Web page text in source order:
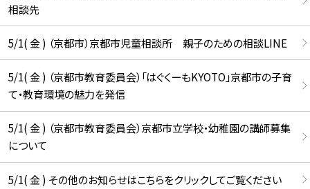
相談先
5/1( 金 ) （京都市）京都市児童相談所 親子のための相談LINE
5/1( 金 ) （京都市教育委員会）「はぐくーもKYOTO」京都市の子育
て・教育環境の魅力を発信
5/1( 金 ) （京都市教育委員会）京都市立学校・幼稚園の講師募集
について
5/1( 金 ) その他のお知らせはこちらをクリックしてご覧ください